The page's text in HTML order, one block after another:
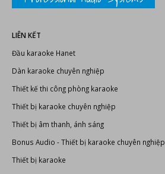
LIÊN KẾT
Đầu karaoke Hanet
Dàn karaoke chuyên nghiệp
Thiết kế thi công phòng karaoke
Thiết bị karaoke chuyên nghiệp
Thiết bị âm thanh, ánh sáng
Bonus Audio -Thiết bị karaoke chuyên nghiệp
Thiết bị karaoke